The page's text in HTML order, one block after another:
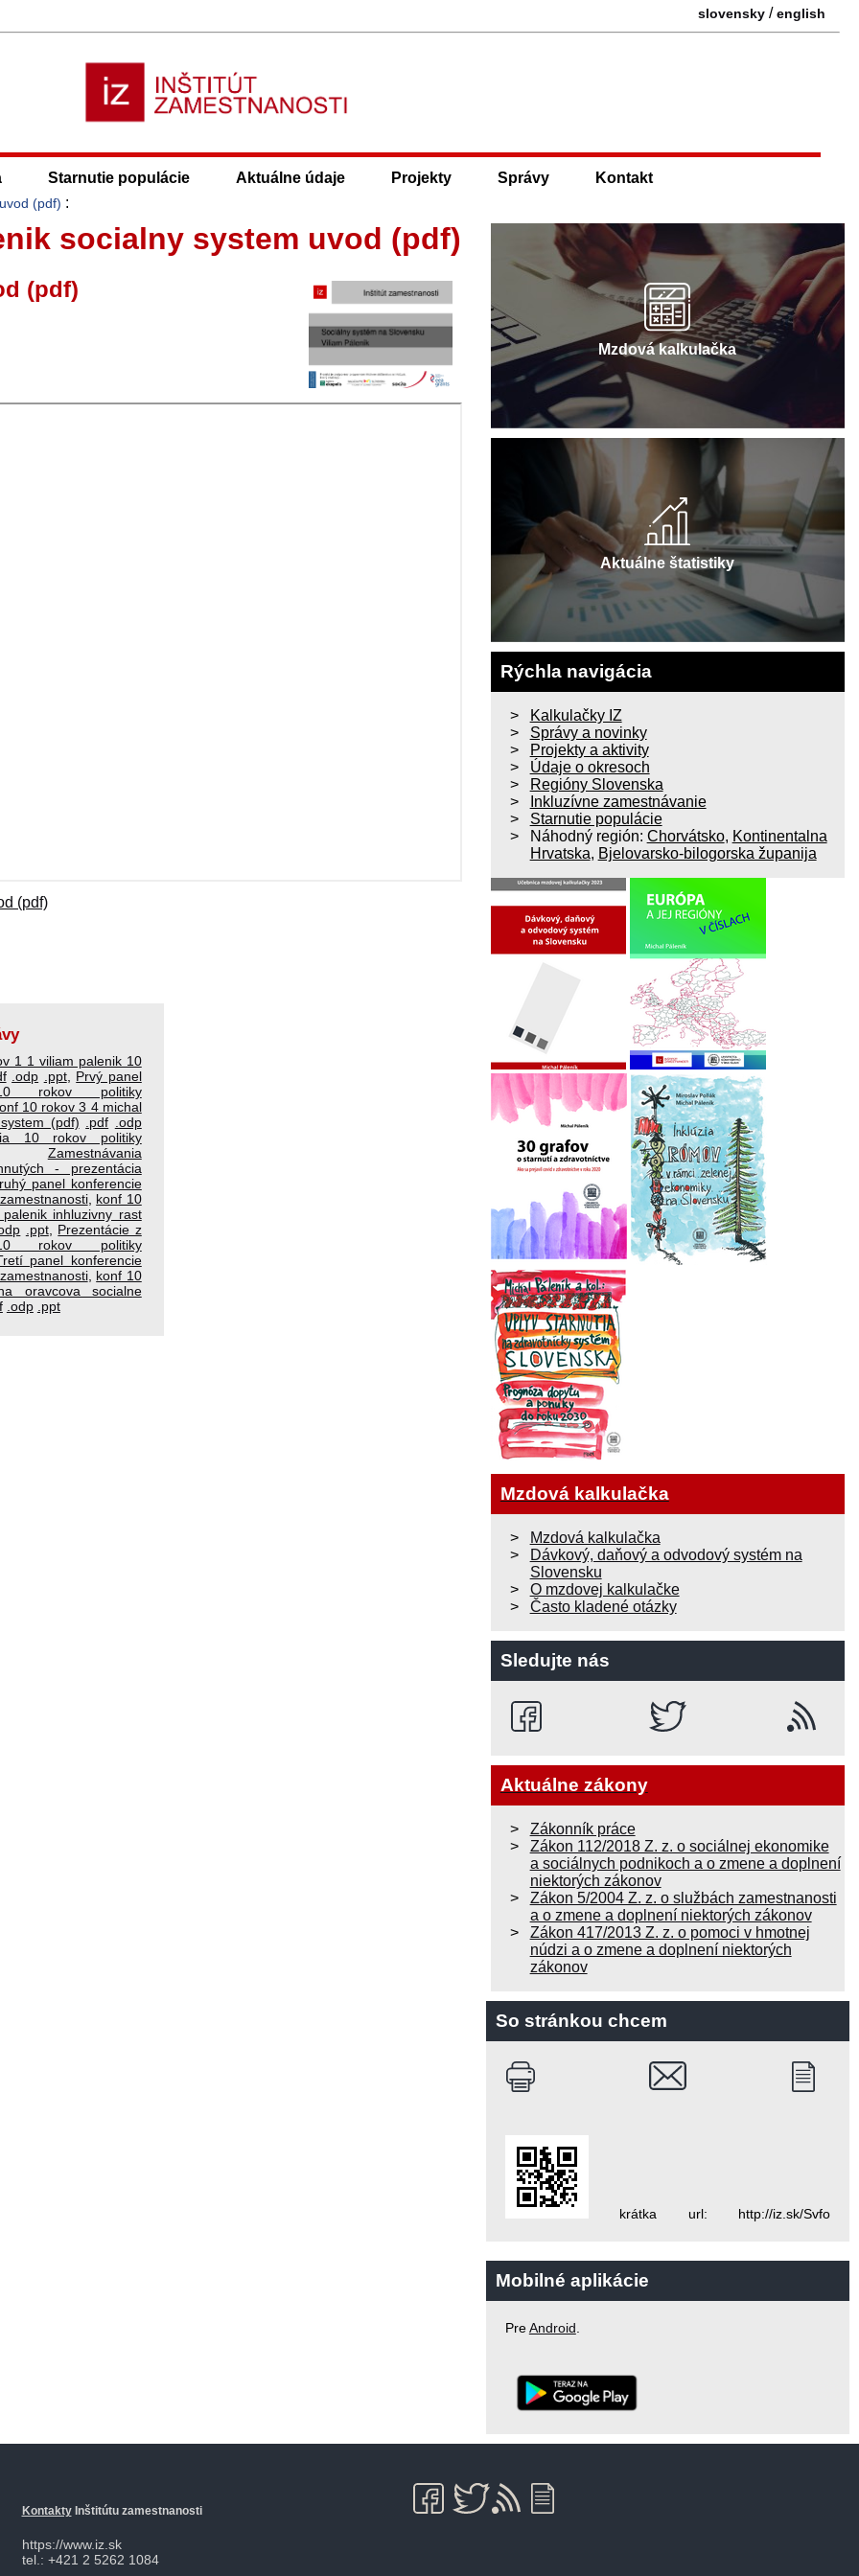
slovensky /english
Starnutie populácie Aktuálne údaje Projekty Správy Kontakt
(pdf) :
socialny system uvod (pdf)
(pdf)
(pdf)
1 1 viliam palenik 10
.odp .ppt, Prvý panel
rokov politiky
10 rokov 3 4 michal
(pdf) .pdf .odp
10 rokov politiky
Zamestnávania
- prezentácia
panel konferencie
, konf 10
inhluzivny rast
.ppt, Prezentácie z
rokov politiky
panel konferencie
, konf 10
oravcova socialne
.odp .ppt
Mzdová kalkulačka
Aktuálne štatistiky
Rýchla navigácia
Kalkulačky IZ
Správy a novinky
Projekty a aktivity
Údaje o okresoch
Regióny Slovenska
Inkluzívne zamestnávanie
Starnutie populácie
Náhodný región: Chorvátsko, Kontinentalna
Hrvatska, Bjelovarsko-bilogorska županija
Mzdová kalkulačka
Mzdová kalkulačka
Dávkový, daňový a odvodový systém na
Slovensku
O mzdovej kalkulačke
Často kladené otázky
Sledujte nás
Aktuálne zákony
Zákonník práce
Zákon 112/2018 Z. z. o sociálnej ekonomike
a sociálnych podnikoch a o zmene a doplnení
niektorých zákonov
Zákon 5/2004 Z. z. o službách zamestnanosti
a o zmene a doplnení niektorých zákonov
Zákon 417/2013 Z. z. o pomoci v hmotnej
núdzi a o zmene a doplnení niektorých
zákonov
So stránkou chcem
krátka url: http://iz.sk/Svfo
Mobilné aplikácie
PreAndroid
KontaktyInštitútu zamestnanosti
https://www.iz.sk
tel.: +421 2 5262 1084